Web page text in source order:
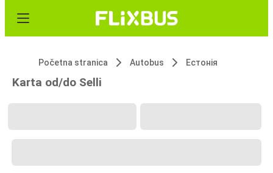
Početna stranica Autobus Естонія
Karta od/do Selli